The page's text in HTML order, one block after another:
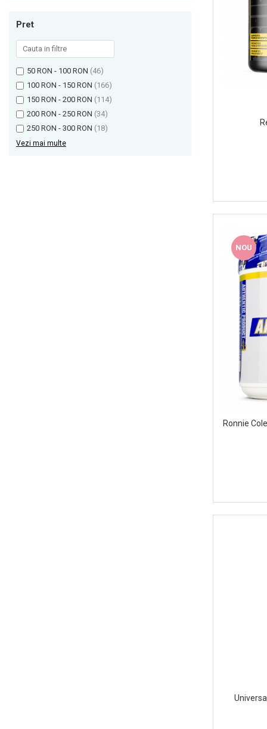
Power System
Pro Supps
Pro Tan
Puritan`s Pride
Raw Nutrition
REDCON1
Revoflex
Rich Piana 5% Nutrition
Pret
50 RON - 100 RON (46)
100 RON - 150 RON (166)
150 RON - 200 RON (114)
200 RON - 250 RON (34)
250 RON - 300 RON (18)
Vezi mai multe
NOU
Ronnie